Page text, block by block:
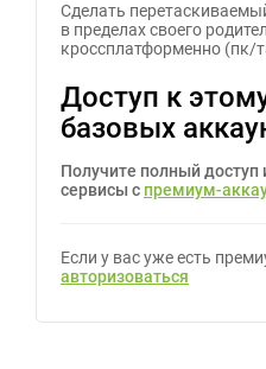
Сделать
в пределах своего
кроссплатформенно (пк/
Доступ к
базовых
Получите полный
сервисы с премиум-
Если у вас уже есть
авторизоваться